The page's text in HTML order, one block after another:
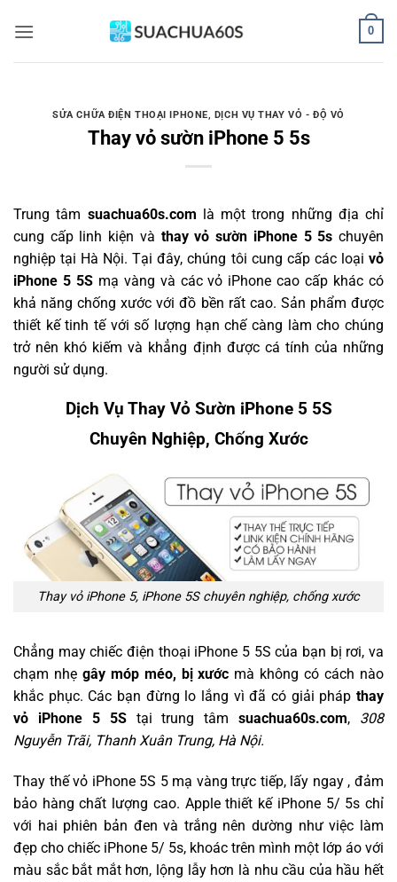
qua
0
SỬA CHỮA ĐIỆN THOẠI IPHONE, DỊCH VỤ THAY VỎ - ĐỘ VỎ
Thay vỏ sườn iPhone 5 5s
Trung tâm suachua60s.com là một trong những địa chỉ
cung cấp linh kiện và thay vỏ sườn iPhone 5 5s chuyên
nghiệp tại Hà Nội. Tại đây, chúng tôi cung cấp các loại vỏ
iPhone 5 5Smạ vàng và các vỏ iPhone cao cấp khác có
khả năng chống xước với đồ bền rất cao. Sản phẩm được
thiết kế tinh tế với số lượng hạn chế càng làm cho chúng
trở nên khó kiếm và khẳng định được cá tính của những
người sử dụng.
Dịch Vụ Thay Vỏ Sườn iPhone 5 5S
Chuyên Nghiệp, Chống Xước
Thay vỏ iPhone 5, iPhone 5S chuyên nghiệp, chống xước
Chẳng may chiếc điện thoại iPhone 5 5S của bạn bị rơi, va
chạm nhẹ gây móp méo, bị xước mà không có cách nào
khắc phục. Các bạn đừng lo lắng vì đã có giải pháp thay
vỏ iPhone 5 5Stại trung tâmsuachua60s.com, 308
Nguyễn Trãi, Thanh Xuân Trung, Hà Nội.
Thay thế vỏ iPhone 5S 5 mạ vàng trực tiếp, lấy ngay , đảm
bảo hàng chất lượng cao. Apple thiết kế iPhone 5/ 5s chỉ
với hai phiên bản đen và trắng nên dường như việc làm
đẹp cho chiếc iPhone 5/ 5s, khoác trên mình một lớp áo với
màu sắc bắt mắt hơn, lộng lẫy hơn là nhu cầu của hầu hết